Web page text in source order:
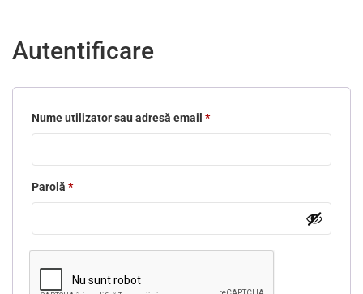
Autentificare
Nume utilizator sau adresă email *
Parolă *